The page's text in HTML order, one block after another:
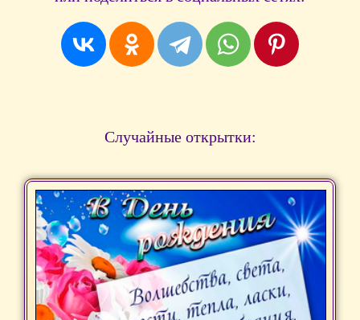
Случайные открытки: